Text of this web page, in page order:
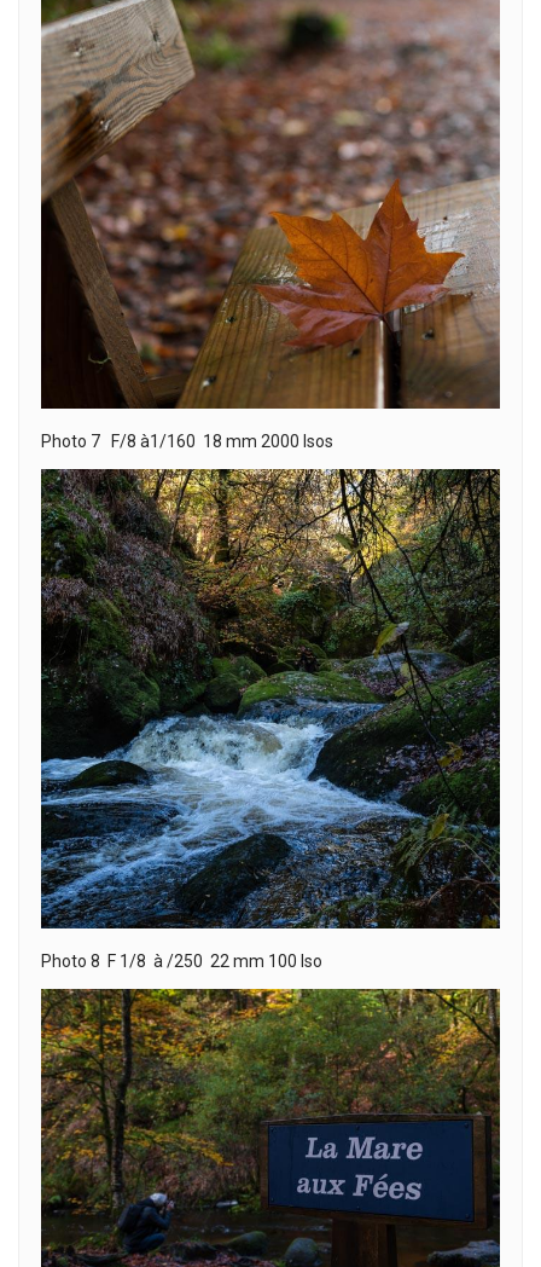
Photo 7 F/8 à1/160 18 mm 2000 Isos
Photo 8 F 1/8 à /250 22 mm 100 Iso